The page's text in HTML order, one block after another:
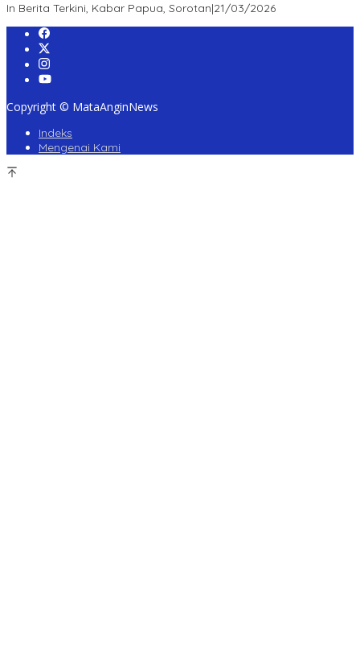
In Berita Terkini, Kabar Papua, Sorotan|21/03/2026
Copyright © MataAnginNews
Indeks
Mengenai Kami